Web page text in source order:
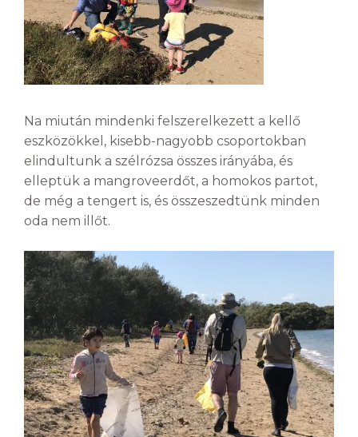
Na miután mindenki felszerelkezett a kellő
eszközökkel, kisebb-nagyobb csoportokban
elindultunk a szélrózsa összes irányába, és
elleptük a mangroveerdőt, a homokos partot,
de még a tengert is, és összeszedtünk minden
oda nem illőt.